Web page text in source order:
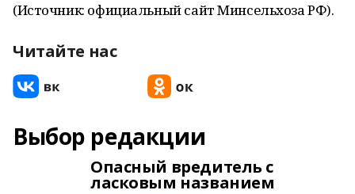
(Источник: официальный сайт Минсельхоза РФ).
Читайте нас
Выбор редакции
Опасный вредитель с
ласковым названием